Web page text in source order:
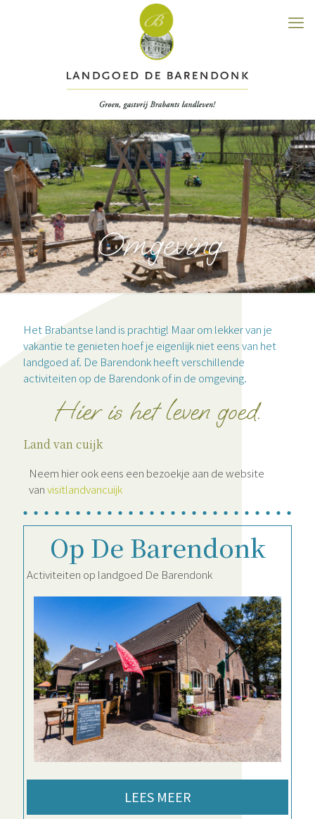
Omgeving
Het Brabantse land is prachtig! Maar om lekker van je
vakantie te genieten hoef je eigenlijk niet eens van het
landgoed af. De Barendonk heeft verschillende
activiteiten op de Barendonk of in de omgeving.
Hier is het leven goed.
Land van cuijk
Neem hier ook eens een bezoekje aan de website
vanvisitlandvancuijk
Op De Barendonk
Activiteiten op landgoed De Barendonk
LEES MEER